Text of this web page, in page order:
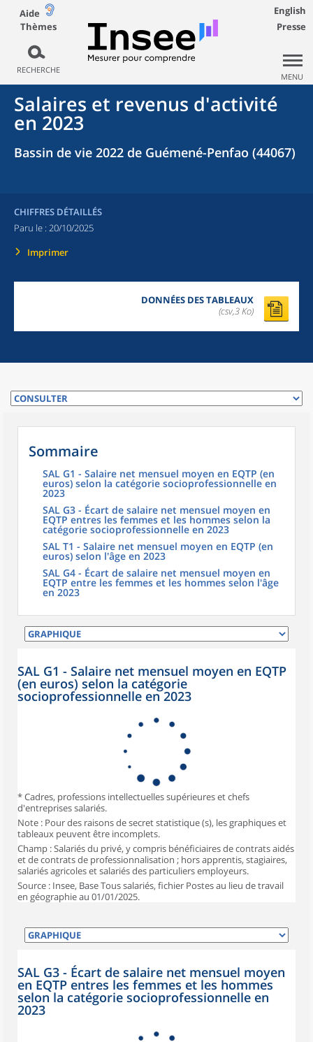
Aide
Thèmes
RECHERCHE
English
Presse
MENU
Salaires et revenus d'activité
en 2023
Bassin de vie 2022 de Guémené-Penfao (44067)
CHIFFRES DÉTAILLÉS
Paru le : 20/10/2025
Imprimer
DONNÉES DES TABLEAUX
(csv,3 Ko)
Sommaire
SAL G1 - Salaire net mensuel moyen en EQTP (en
euros) selon la catégorie socioprofessionnelle en
2023
SAL G3 - Écart de salaire net mensuel moyen en
EQTP entres les femmes et les hommes selon la
catégorie socioprofessionnelle en 2023
SAL T1 - Salaire net mensuel moyen en EQTP (en
euros) selon l'âge en 2023
SAL G4 - Écart de salaire net mensuel moyen en
EQTP entre les femmes et les hommes selon l'âge
en 2023
SAL G1 - Salaire net mensuel moyen en EQTP
(en euros) selon la catégorie
socioprofessionnelle en 2023
* Cadres, professions intellectuelles supérieures et chefs
d'entreprises salariés.
Note : Pour des raisons de secret statistique (s), les graphiques et
tableaux peuvent être incomplets.
Champ : Salariés du privé, y compris bénéficiaires de contrats aidés
et de contrats de professionnalisation ; hors apprentis, stagiaires,
salariés agricoles et salariés des particuliers employeurs.
Source : Insee, Base Tous salariés, fichier Postes au lieu de travail
en géographie au 01/01/2025.
SAL G3 - Écart de salaire net mensuel moyen
en EQTP entres les femmes et les hommes
selon la catégorie socioprofessionnelle en
2023